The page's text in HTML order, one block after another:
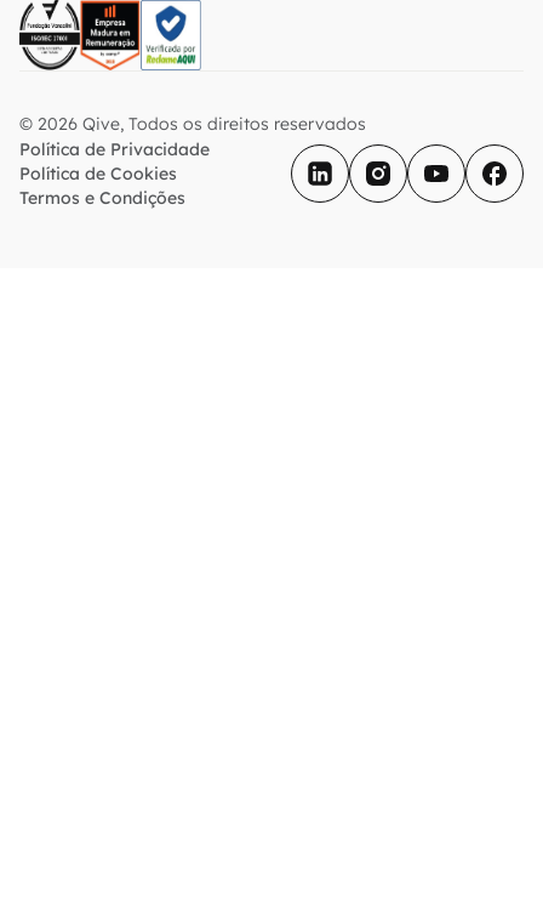
© 2026 Qive, Todos os direitos reservados
Política de Privacidade
Política de Cookies
Termos e Condições